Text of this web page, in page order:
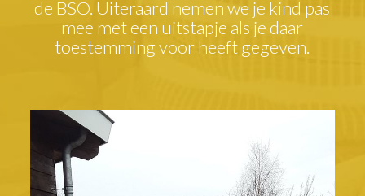
de BSO. Uiteraard nemen we je kind pas
mee met een uitstapje als je daar
toestemming voor heeft gegeven.